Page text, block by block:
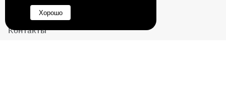
Контакты
Хорошо